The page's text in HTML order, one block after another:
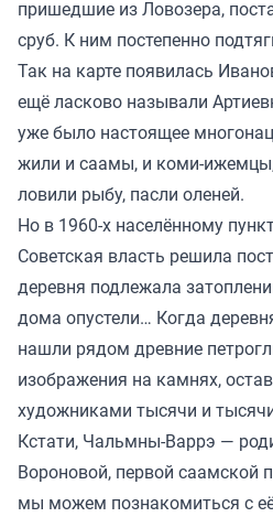
пришедшие из Ловозера,
сруб. К ним постепенно
Так на карте появилась
ещё ласково называли
уже было настоящее
жили и саамы, и коми-ижемцы,
ловили рыбу, пасли оленей.
Но в 1960-х населённому
Советская власть решила
деревня подлежала
дома опустели… Когда
нашли рядом древние
изображения на камнях,
художниками тысячи и
Кстати, Чальмны-Варрэ —
Вороновой, первой саамской
мы можем познакомиться с